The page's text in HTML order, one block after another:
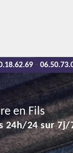
-
en Fils
24h/24 sur 7j/